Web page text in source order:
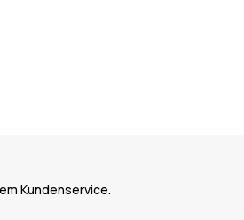
Kundenservice.